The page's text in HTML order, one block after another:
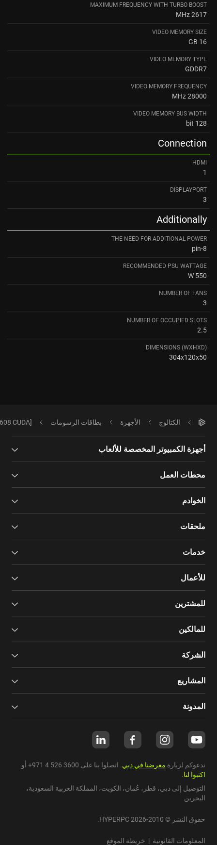
MAXIMUM FREQUENCY WITH TURBO BOOST
2617 MHz
VIDEO MEMORY SIZE
16 GB
VIDEO MEMORY TYPE
GDDR7
VIDEO MEMORY FREQUENCY
28000 MHz
VIDEO MEMORY BUS WIDTH
128 bit
Connection
HDMI
1
DISPLAYPORT
3
Additionally
THE NEED FOR ADDITIONAL POWER
8-pin
RECOMMENDED PSU WATTAGE
550 W
NUMBER OF FANS
3
NUMBER OF OCCUPIED SLOTS
2.5
DIMENSIONS (WXHXD)
304x120x50
الكتالوج الأجهزة بطاقات الرسومات CUDA]
أجهزة الكمبيوتر المخصصة للألعاب
محطات العمل
الخوادم
ملحقات
خدمات
للأعمال
للمشترين
للمالكين
الشركة
المشاريع
المدونة
ندعوكم لزيارة معرضنا في دبي. اتصلوا بنا على +971 4 526 3600 أو
اكتبوا لنا.
التوصيل إلى دبي، قطر ، عُمان، الكويت، المملكة العربية السعودية،
البحرين
حقوق النشر © 2010-2026 HYPERPC.
المعلومات القانونية | خريطة الموقع